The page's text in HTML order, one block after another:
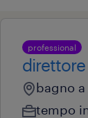
professional
bagno
tempo